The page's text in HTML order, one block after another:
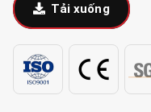
Tải xuống